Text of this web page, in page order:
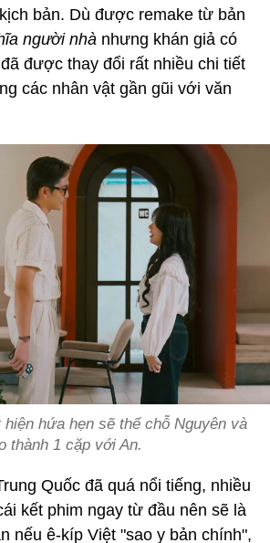
bản. Dù được remake từ bản
người nhà nhưng khán giả có
được thay đổi rất nhiều chi tiết
các nhân vật gần gũi với văn
hứa hẹn sẽ thế chỗ Nguyên và
thành 1 cặp với An.
Quốc đã quá nổi tiếng, nhiều
kết phim ngay từ đầu nên sẽ là
nếu ê-kíp Việt "sao y bản chính",